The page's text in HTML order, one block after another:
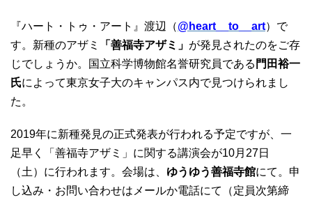
『ハート・トゥ・アート』渡辺（@heart__to__art）で
す。新種のアザミ
「善福寺アザミ」 が発見されたのをご存
じでしょうか。国立科学博物館名誉研究員である 門田裕一
氏によって東京女子大のキャンパス内で見つけられまし
た。
2019年に新種発見の正式発表が行われる予定ですが、一
足早く「善福寺アザミ」に関する講演会が10月27日
（土）に行われます。会場は、 ゆうゆう善福寺館にて。申
し込み・お問い合わせはメールか電話にて（定員次第締